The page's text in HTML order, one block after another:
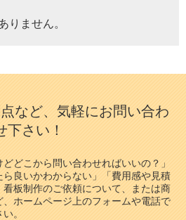
りません。
など、気軽にお問い合わ
下さい！
どどこから問い合わせればいいの？」
ら良いかわからない」「費用感や見積
板制作のご依頼について、または商
ホームページ上のフォームや電話で
。